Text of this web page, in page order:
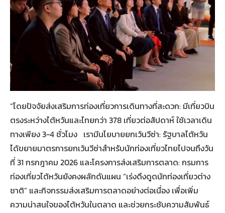
“โดยปัจจัยส่งเสริมการท่องเที่ยวการเดินทางที่สะดวก: มีเที่ยวบิน
ตรงระหว่างไต้หวันและไทยกว่า 378 เที่ยวต่อสัปดาห์ ใช้เวลาเดิน
ทางเพียง 3-4 ชั่วโมง เรามีนโยบายยกเว้นวีซ่า: รัฐบาลไต้หวัน
ได้ขยายมาตรการยกเว้นวีซ่าสำหรับนักท่องเที่ยวไทยไปจนถึงวัน
ที่ 31 กรกฎาคม 2026 และโครงการส่งเสริมการตลาด: กรมการ
ท่องเที่ยวไต้หวันยังคงผลักดันแผน “เร่งดึงดูดนักท่องเที่ยวต่าง
ชาติ” และกิจกรรมส่งเสริมการตลาดอย่างต่อเนื่อง เพื่อเพิ่ม
ความน่าสนใจของไต้หวันในตลาด และช่วยกระชับความสัมพันธ์